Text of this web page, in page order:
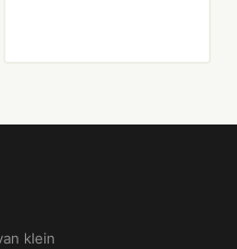
klein